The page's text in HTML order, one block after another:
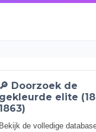
🔎 Doorzoek de
gekleurde elite
1863)
Bekijk de volledige